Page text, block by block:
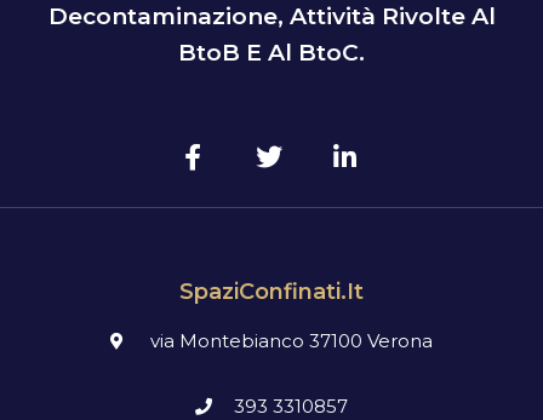
Decontaminazione, Attività Rivolte Al
BtoB E Al BtoC.
SpaziConfinati.it
via Montebianco 37100 Verona
393 3310857